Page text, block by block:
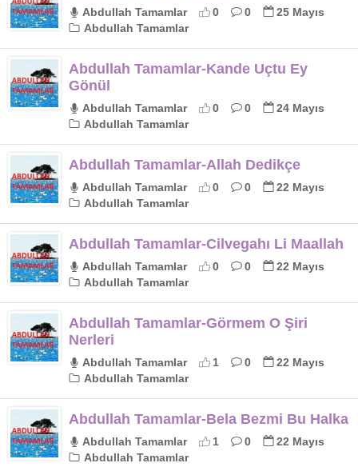
Abdullah Tamamlar 0 0
25 Mayıs
Abdullah Tamamlar
Abdullah Tamamlar-Kande Uçtu Ey
Gönül
Abdullah Tamamlar 0 0
24 Mayıs
Abdullah Tamamlar
Abdullah Tamamlar-Allah Dedikçe
Abdullah Tamamlar 0 0
22 Mayıs
Abdullah Tamamlar
Abdullah Tamamlar-Cilvegahı Li Maallah
Abdullah Tamamlar 0 0
22 Mayıs
Abdullah Tamamlar
Abdullah Tamamlar-Görmem O Şiri
Nerleri
Abdullah Tamamlar 1 0
22 Mayıs
Abdullah Tamamlar
Abdullah Tamamlar-Bela Bezmi Bu Halka
Abdullah Tamamlar 1 0
22 Mayıs
Abdullah Tamamlar